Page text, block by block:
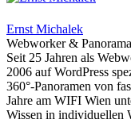
Ernst Michalek
Webworker &
Seit 25 Jahren als
2006 auf WordPress
360°-Panoramen von
Jahre am WIFI Wien
Wissen in individuellen